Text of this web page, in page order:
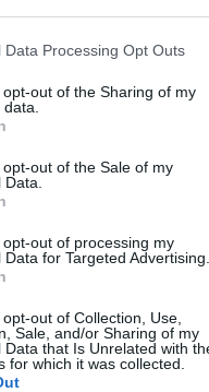
Data Processing Opt Outs
opt-out of the Sharing of my
opt-out of the Sale of my
opt-out of processing my
Data for Targeted Advertising.
out of Collection, Use,
Sale, and/or Sharing of my
Data that Is Unrelated with
for which it was collected.
jyrähtää